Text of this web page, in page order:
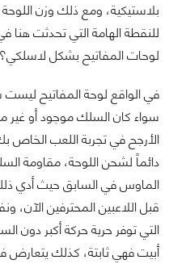
للنقطة الهامة التي تحدثت هنا
لوحات المفاتيح بشكل لاسلكي؟
في الواقع لوحة المفاتيح ليست
سواء كان السلك موجود أو
الأرجح في تجربة اللعب
دائماً لشحن اللوحة، مقاومة
الماوس في السابق حيث أدي
قبل اللاعبين المحترفين الآن،
التي توفر حرية حركة أكبر دون
أبيت فهي ثابتة، كذلك يتعارض